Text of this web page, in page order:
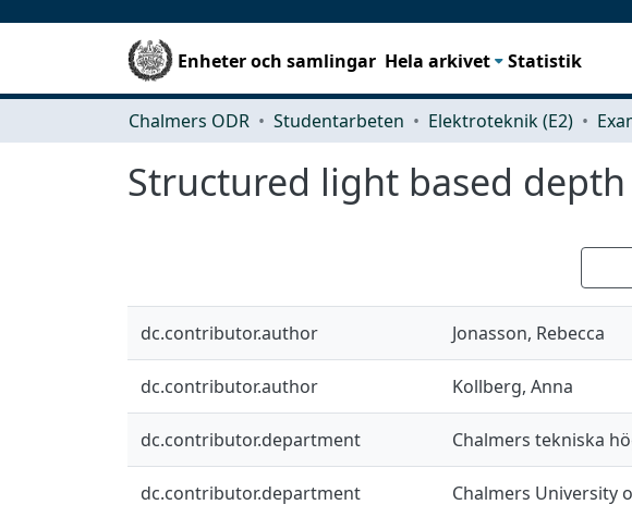
Enheter och samlingar Hela arkivet Statistik
Chalmers ODR Studentarbeten Elektroteknik (E2)
Structured light based
dc.contributor.author Jonasson, Rebecca
dc.contributor.author Kollberg, Anna
dc.contributor.department Chalmers tekniska
dc.contributor.department Chalmers University